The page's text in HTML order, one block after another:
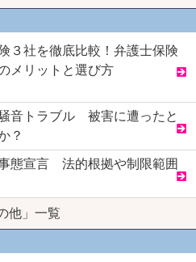
３社を徹底比較！弁護士保険
メリットと選び方
音トラブル 被害に遭ったと
？
態宣言 法的根拠や制限範囲
他」一覧